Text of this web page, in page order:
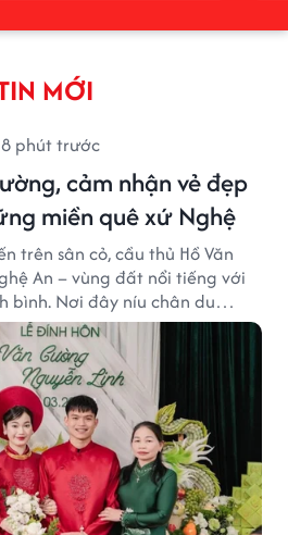
MỚI
8 phút trước
cảm nhận vẻ đẹp
miền quê xứ Nghệ
trên sân cỏ, cầu thủ Hồ Văn
An – vùng đất nổi tiếng với
bình. Nơi đây níu chân du
xanh, làng quê yên ả và nhịp